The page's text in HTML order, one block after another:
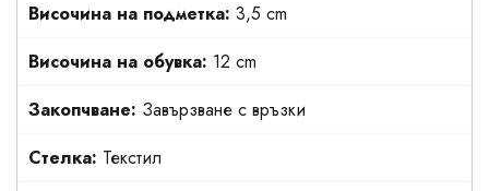
Височина на подметка: 3,5 cm
Височина на обувка: 12 cm
Закопчване: Завързване с връзки
Стелка: Текстил